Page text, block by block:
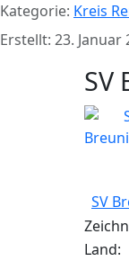
Kategorie: Kreis
Erstellt: 23. Januar
SV
SV
Land: